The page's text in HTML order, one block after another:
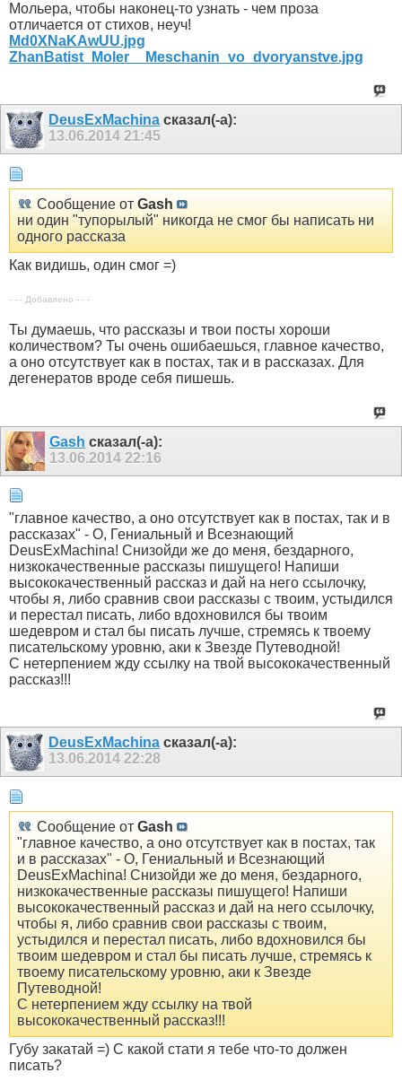
Мольера, чтобы наконец-то узнать - чем проза
отличается от стихов, неуч!
Md0XNaKAwUU.jpg
ZhanBatist_Moler__Meschanin_vo_dvoryanstve.jpg
DeusExMachina сказал(-а):
13.06.201421:45
Сообщение от Gash
ни один "тупорылый" никогда не смог бы написать ни
одного рассказа
Как видишь, один смог =)
- - - Добавлено - - -
Ты думаешь, что рассказы и твои посты хороши
количеством? Ты очень ошибаешься, главное качество,
а оно отсутствует как в постах, так и в рассказах. Для
дегенератов вроде себя пишешь.
Gash сказал(-а):
13.06.2014 22:16
"главное качество, а оно отсутствует как в постах, так и в
рассказах" - О, Гениальный и Всезнающий
DeusExMachina! Снизойди же до меня, бездарного,
низкокачественные рассказы пишущего! Напиши
высококачественный рассказ и дай на него ссылочку,
чтобы я, либо сравнив свои рассказы с твоим, устыдился
и перестал писать, либо вдохновился бы твоим
шедевром и стал бы писать лучше, стремясь к твоему
писательскому уровню, аки к Звезде Путеводной!
С нетерпением жду ссылку на твой высококачественный
рассказ!!!
DeusExMachina сказал(-а):
13.06.201422:28
Сообщение от Gash
"главное качество, а оно отсутствует как в постах, так
и в рассказах" - О, Гениальный и Всезнающий
DeusExMachina! Снизойди же до меня, бездарного,
низкокачественные рассказы пишущего! Напиши
высококачественный рассказ и дай на него ссылочку,
чтобы я, либо сравнив свои рассказы с твоим,
устыдился и перестал писать, либо вдохновился бы
твоим шедевром и стал бы писать лучше, стремясь к
твоему писательскому уровню, аки к Звезде
Путеводной!
С нетерпением жду ссылку на твой
высококачественный рассказ!!!
Губу закатай =) С какой стати я тебе что-то должен
писать?